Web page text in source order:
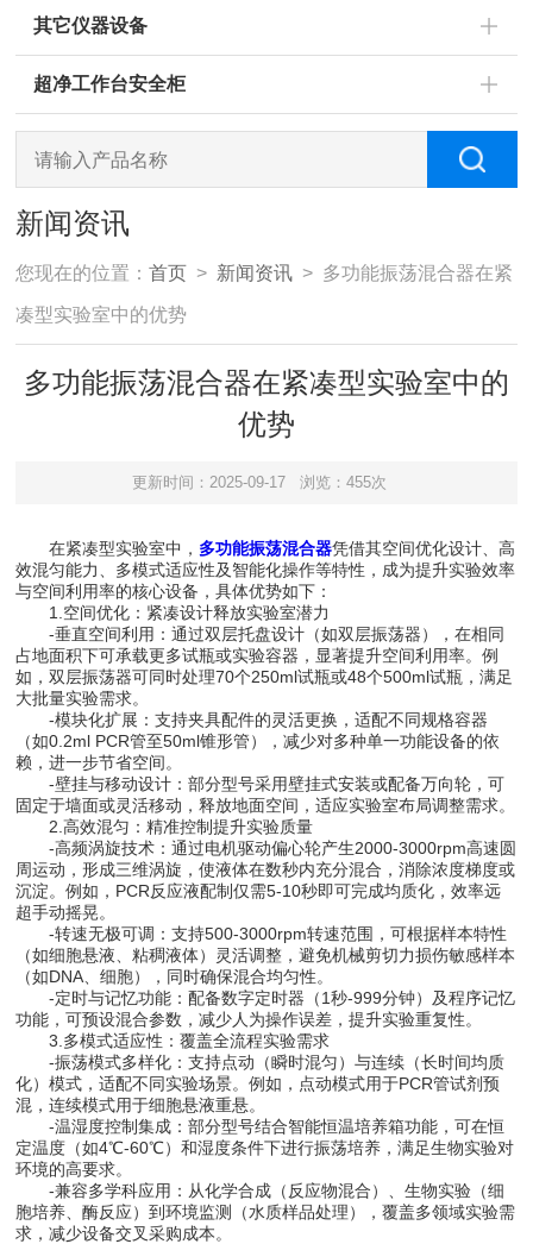
其它仪器设备
超净工作台安全柜
新闻资讯
您现在的位置：首页 > 新闻资讯 > 多功能振荡混合器在紧
凑型实验室中的优势
多功能振荡混合器在紧凑型实验室中的
优势
更新时间：2025-09-17 浏览：455次
在紧凑型实验室中， 多功能振荡混合器凭借其空间优化设计、高
效混匀能力、多模式适应性及智能化操作等特性，成为提升实验效率
与空间利用率的核心设备，具体优势如下：
1.空间优化：紧凑设计释放实验室潜力
-垂直空间利用：通过双层托盘设计（如双层振荡器），在相同
占地面积下可承载更多试瓶或实验容器，显著提升空间利用率。例
如，双层振荡器可同时处理70个250ml试瓶或48个500ml试瓶，满足
大批量实验需求。
-模块化扩展：支持夹具配件的灵活更换，适配不同规格容器
（如0.2ml PCR管至50ml锥形管），减少对多种单一功能设备的依
赖，进一步节省空间。
-壁挂与移动设计：部分型号采用壁挂式安装或配备万向轮，可
固定于墙面或灵活移动，释放地面空间，适应实验室布局调整需求。
2.高效混匀：精准控制提升实验质量
-高频涡旋技术：通过电机驱动偏心轮产生2000-3000rpm高速圆
周运动，形成三维涡旋，使液体在数秒内充分混合，消除浓度梯度或
沉淀。例如，PCR反应液配制仅需5-10秒即可完成均质化，效率远
超手动摇晃。
-转速无极可调：支持500-3000rpm转速范围，可根据样本特性
（如细胞悬液、粘稠液体）灵活调整，避免机械剪切力损伤敏感样本
（如DNA、细胞），同时确保混合均匀性。
-定时与记忆功能：配备数字定时器（1秒-999分钟）及程序记忆
功能，可预设混合参数，减少人为操作误差，提升实验重复性。
3.多模式适应性：覆盖全流程实验需求
-振荡模式多样化：支持点动（瞬时混匀）与连续（长时间均质
化）模式，适配不同实验场景。例如，点动模式用于PCR管试剂预
混，连续模式用于细胞悬液重悬。
-温湿度控制集成：部分型号结合智能恒温培养箱功能，可在恒
定温度（如4℃-60℃）和湿度条件下进行振荡培养，满足生物实验对
环境的高要求。
-兼容多学科应用：从化学合成（反应物混合）、生物实验（细
胞培养、酶反应）到环境监测（水质样品处理），覆盖多领域实验需
求，减少设备交叉采购成本。